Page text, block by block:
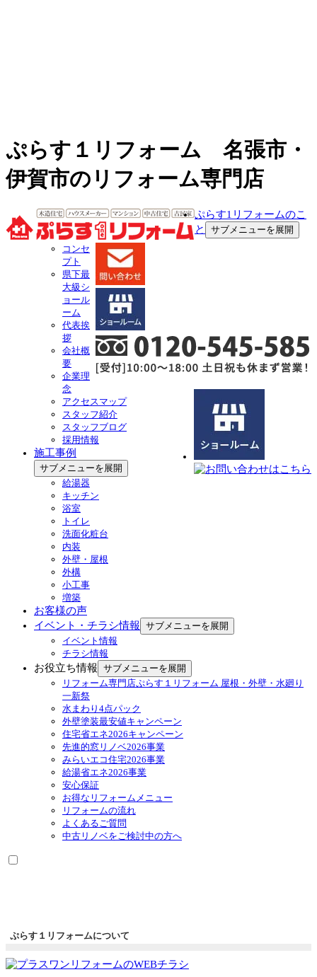
ぷらす１リフォーム 名張市・
伊賀市のリフォーム専門店
ぷらす1リフォームのこ
と
サブメニューを展開
コンセ
プト
県下最
大級シ
ョール
ーム
代表挨
拶
会社概
要
企業理
念
アクセスマップ
スタッフ紹介
スタッフブログ
採用情報
施工事例
サブメニューを展開
給湯器
キッチン
浴室
トイレ
洗面化粧台
内装
外壁・屋根
外構
小工事
増築
お客様の声
イベント・チラシ情報 サブメニューを展開
イベント情報
チラシ情報
お役立ち情報 サブメニューを展開
リフォーム専門店ぷらす１リフォーム 屋根・外壁・水廻り
一新祭
水まわり4点パック
外壁塗装最安値キャンペーン
住宅省エネ2026キャンペーン
先進的窓リノベ2026事業
みらいエコ住宅2026事業
給湯省エネ2026事業
安心保証
お得なリフォームメニュー
リフォームの流れ
よくあるご質問
中古リノベをご検討中の方へ
ぷらす１リフォームについて